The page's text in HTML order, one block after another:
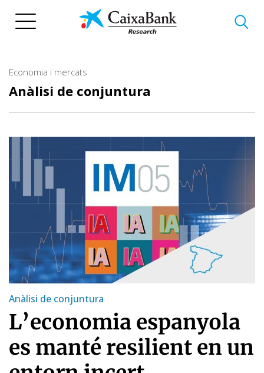
Economia i mercats
Anàlisi de conjuntura
Anàlisi de conjuntura
L’economia espanyola
es manté resilient en un